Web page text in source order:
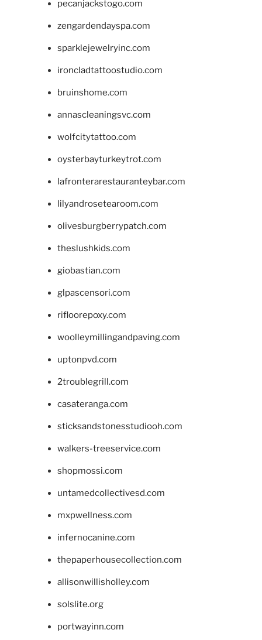
pecanjackstogo.com
zengardendayspa.com
sparklejewelryinc.com
ironcladtattoostudio.com
bruinshome.com
annascleaningsvc.com
wolfcitytattoo.com
oysterbayturkeytrot.com
lafronterarestauranteybar.com
lilyandrosetearoom.com
olivesburgberrypatch.com
theslushkids.com
giobastian.com
glpascensori.com
rifloorepoxy.com
woolleymillingandpaving.com
uptonpvd.com
2troublegrill.com
casateranga.com
sticksandstonesstudiooh.com
walkers-treeservice.com
shopmossi.com
untamedcollectivesd.com
mxpwellness.com
infernocanine.com
thepaperhousecollection.com
allisonwillisholley.com
solslite.org
portwayinn.com